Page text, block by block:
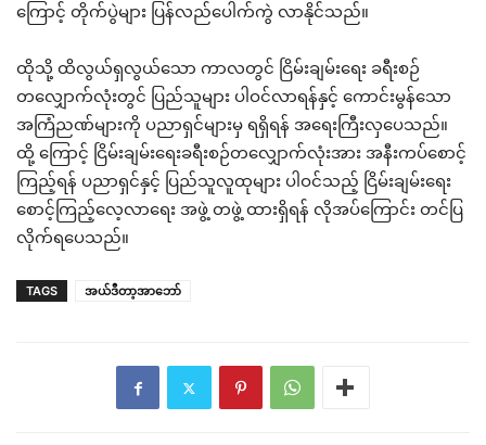
ကြောင့် တိုက်ပွဲများ ပြန်လည်ပေါက်ကွဲ လာနိုင်သည်။
ထိုသို့ ထိလွယ်ရှလွယ်သော ကာလတွင် ငြိမ်းချမ်းရေး ခရီးစဉ်
တလျှောက်လုံးတွင် ပြည်သူများ ပါဝင်လာရန်နှင့် ကောင်းမွန်သော
အကြံညဏ်များကို ပညာရှင်များမှ ရရှိရန် အရေးကြီးလှပေသည်။
ထို့ ကြောင့် ငြိမ်းချမ်းရေးခရီးစဉ်တလျှောက်လုံးအား အနီးကပ်စောင့်
ကြည့်ရန် ပညာရှင်နှင့် ပြည်သူလူထုများ ပါဝင်သည့် ငြိမ်းချမ်းရေး
စောင့်ကြည့်လေ့လာရေး အဖွဲ့ တဖွဲ့ ထားရှိရန် လိုအပ်ကြောင်း တင်ပြ
လိုက်ရပေသည်။
TAGS အယ်ဒီတာ့အာဘော်